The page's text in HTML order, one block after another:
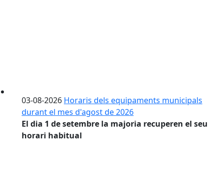
03-08-2026 Horaris dels equipaments municipals
durant el mes d'agost de 2026
El dia 1 de setembre la majoria recuperen el seu
horari habitual